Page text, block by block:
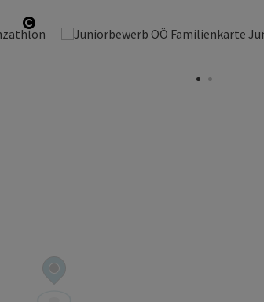
Copyright öffnen